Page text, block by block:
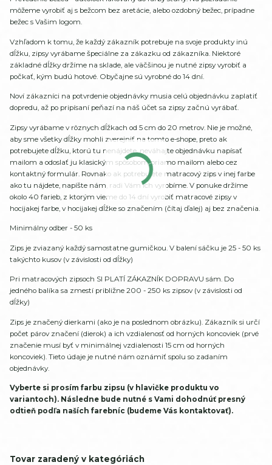
môžeme vyrobiť aj s bežcom bez aretácie, alebo ozdobný bežec, prípadne
bežec s Vašim logom.
Vzhľadom k tomu, že každý zákazník potrebuje na svoje produkty inú
dĺžku, zipsy vyrábame špeciálne za zákazku od zákazníka. Niektoré
základné dĺžky držíme na sklade, ale väčšinou je nutné zipsy vyrobiť a
počkať, kým budú hotové. Obyčajne sú vyrobné do 14 dní.
Noví zákazníci na potvrdenie objednávky musia celú objednávku zaplatiť
dopredu, až po pripísaní peňazí na náš účet sa zipsy začnú vyrábať.
Zipsy vyrábame v rôznych dĺžkach od 5 cm do 20 metrov. Nie je možné,
aby sme všetky dĺžky mohli zverejniť na tomto e-shope, preto ak
potrebujete dĺžku, ktorú tu nenájdete, neváhajte objednávku napísať
mailom a odoslať ju klasickým spôsobom priamo mailom alebo cez
kontaktný formulár. Rovnako ak potrebujete matracový zips v inej farbe
ako tu nájdete, napíšte nám, radi Vám ich vyrobíme. V ponuke držíme
okolo 40 farieb, z ktorým vieme do 14 dní vyrobiť matracové zipsy v
hocijakej farbe, v hocijakej dĺžke so značením (čítaj ďalej) aj bez značenia.
Minimálny odber - 50 ks
Zips je zviazaný každý samostatne gumičkou. V balení sáčku je 25 - 50 ks
takýchto kusov (v závislosti od dĺžky)
Pri matracových zipsoch SI PLATÍ ZÁKAZNÍK DOPRAVU sám. Do
jedného balíka sa zmestí približne 200 - 250 ks zipsov (v závislosti od
dĺžky)
Zips je značený dierkami (ako je na poslednom obrázku). Zákazník si určí
počet párov značení (dierok) a ich vzdialenosť od horných koncoviek (prvé
značenie musí byť v minimálnej vzdialenosti 15 cm od horných
koncoviek). Tieto údaje je nutné nám oznámiť spolu so zadaním
objednávky.
Vyberte si prosím farbu zipsu (v hlavičke produktu vo
variantoch). Následne bude nutné s Vami dohodnúť presný
odtieň podľa naších farebníc (budeme Vás kontaktovať).
Tovar zaradený v kategóriách